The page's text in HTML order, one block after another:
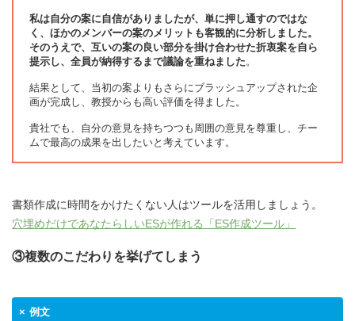
私は自分の案に自信がありましたが、単に押し通すのではな
く、ほかのメンバーの案のメリットも客観的に分析しました。
そのうえで、互いの案の良い部分を掛け合わせた折衷案を自ら
提示し、全員が納得するまで議論を重ねました。
結果として、当初の案よりもさらにブラッシュアップされた企
画が完成し、教授からも高い評価を得ました。
貴社でも、自分の意見を持ちつつも周囲の意見を尊重し、チー
ムで最高の成果を出したいと考えています。
書類作成に時間をかけたくない人はツールを活用しましょう。
穴埋めだけであなたらしいESが作れる「ES作成ツール」
③複数のこだわりを挙げてしまう
例文